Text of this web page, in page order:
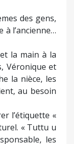
des gens,
à l’ancienne…
la main à la
Véronique et
la nièce, les
au besoin
l’étiquette «
« Tuttu u
les